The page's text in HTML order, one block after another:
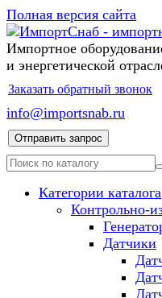
Полная версия сайта
Импортное
и энергетической
Заказать обратный звонок
info@importsnab.ru
Отправить запрос
Категории каталога
Контрольно-
Датчики